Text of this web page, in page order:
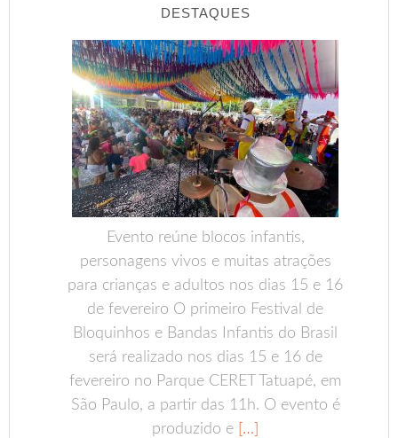
DESTAQUES
Evento reúne blocos infantis,
personagens vivos e muitas atrações
para crianças e adultos nos dias 15 e 16
de fevereiro O primeiro Festival de
Bloquinhos e Bandas Infantis do Brasil
será realizado nos dias 15 e 16 de
fevereiro no Parque CERET Tatuapé, em
São Paulo, a partir das 11h. O evento é
produzido e […]